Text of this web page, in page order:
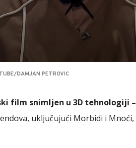
DAMJAN PETROVIC
film snimljen u 3D tehnologiji
uključujući Morbidi i Mnoći,